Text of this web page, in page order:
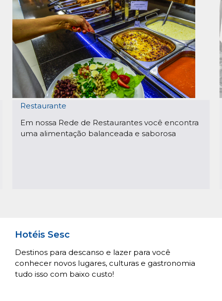
Restaurante
Em nossa Rede de Restaurantes você encontra
uma alimentação balanceada e saborosa
Hotéis Sesc
Destinos para descanso e lazer para você
conhecer novos lugares, culturas e gastronomia
tudo isso com baixo custo!